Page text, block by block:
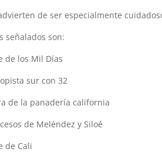
de ser especialmente
señalados son:
de los Mil Días
sur con 32
de la panadería california
de Meléndez y Siloé
de Cali